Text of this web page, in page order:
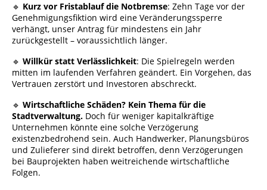
🔹 Kurz vor Fristablauf die Notbremse: Zehn Tage vor der
Genehmigungsfiktion wird eine Veränderungssperre
verhängt, unser Antrag für mindestens ein Jahr
zurückgestellt – voraussichtlich länger.
🔹 Willkür statt Verlässlichkeit: Die Spielregeln werden
mitten im laufenden Verfahren geändert. Ein Vorgehen, das
Vertrauen zerstört und Investoren abschreckt.
🔹 Wirtschaftliche Schäden? Kein Thema für die
Stadtverwaltung. Doch für weniger kapitalkräftige
Unternehmen könnte eine solche Verzögerung
existenzbedrohend sein. Auch Handwerker, Planungsbüros
und Zulieferer sind direkt betroffen, denn Verzögerungen
bei Bauprojekten haben weitreichende wirtschaftliche
Folgen.